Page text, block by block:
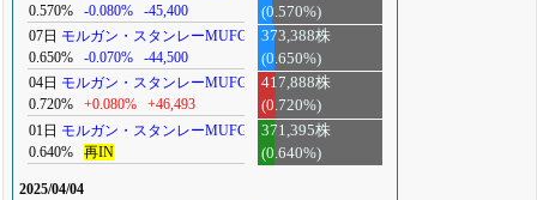
0.570%
-0.080% -45,400
(0.570%)
07日 モルガン・スタンレーMUFG
0.650%
-0.070% -44,500
373,388株
(0.650%)
04日 モルガン・スタンレーMUFG
0.720%
+0.080% +46,493
417,888株
(0.720%)
01日 モルガン・スタンレーMUFG
0.640%
再IN
371,395株
(0.640%)
2025/04/04